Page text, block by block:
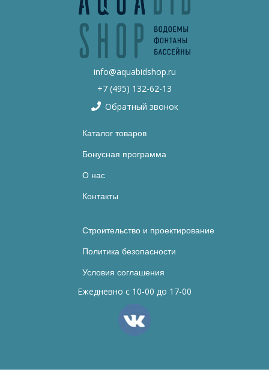
info@aquabidshop.ru
+7 (495) 132-62-13
Обратный звонок
Каталог товаров
Бонусная программа
О нас
Контакты
Строительство и проектирование
Политика безопасности
Условия соглашения
Ежедневно с 10-00 до 17-00